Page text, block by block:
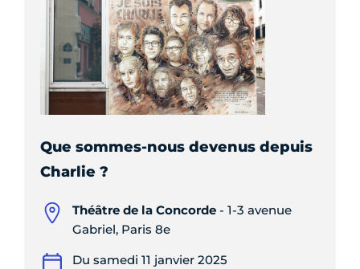
Que sommes-nous devenus depuis
Charlie ?
Théâtre de la Concorde - 1-3 avenue
Gabriel, Paris 8e
Du samedi 11 janvier 2025